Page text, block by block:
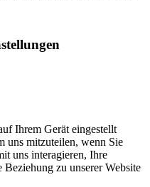
Ihrem Gerät eingestellt
uns mitzuteilen, wenn Sie
uns interagieren, Ihre
zu unserer Website